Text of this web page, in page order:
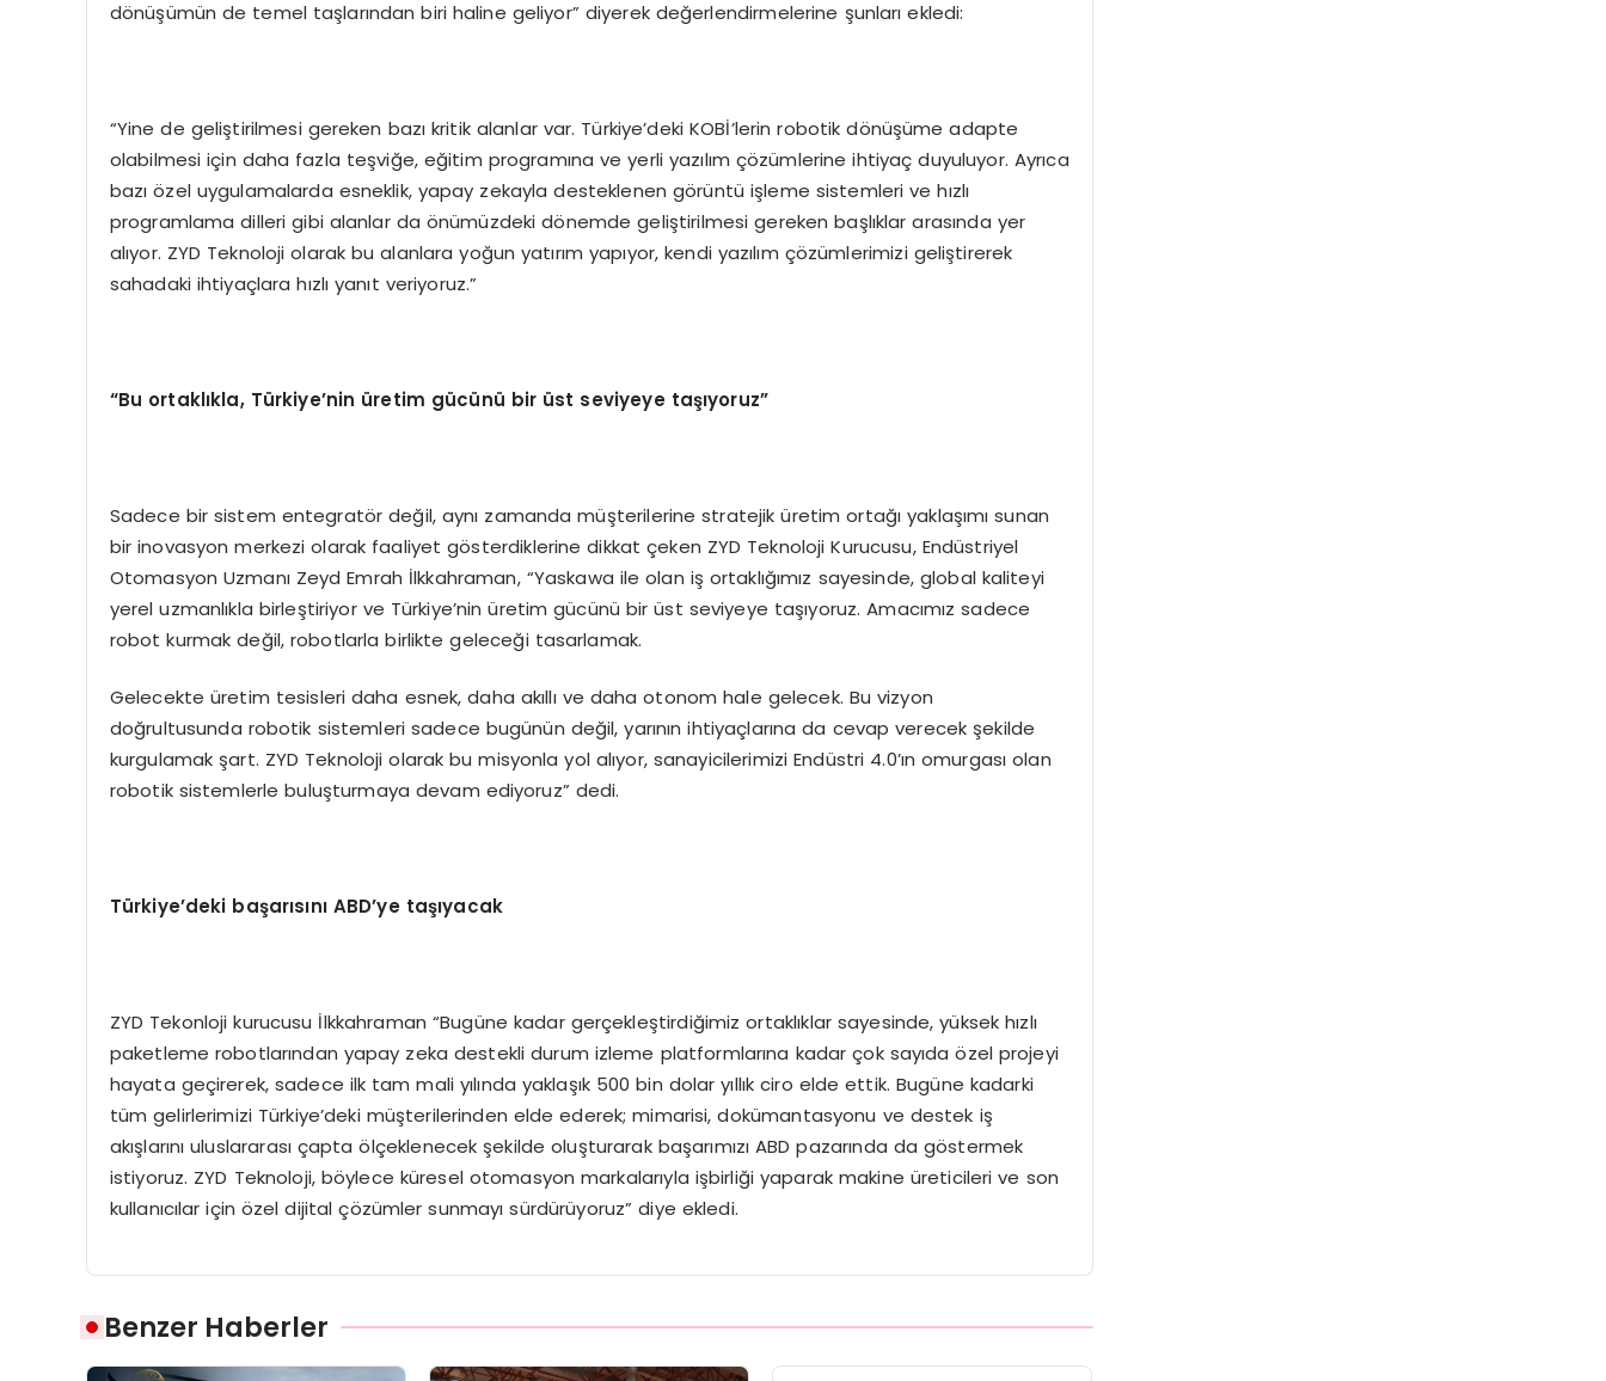
dönüşümün de temel taşlarından biri haline geliyor” diyerek değerlendirmelerine şunları ekledi:
“Yine de geliştirilmesi gereken bazı kritik alanlar var. Türkiye’deki KOBİ’lerin robotik dönüşüme adapte
olabilmesi için daha fazla teşviğe, eğitim programına ve yerli yazılım çözümlerine ihtiyaç duyuluyor. Ayrıca
bazı özel uygulamalarda esneklik, yapay zekayla desteklenen görüntü işleme sistemleri ve hızlı
programlama dilleri gibi alanlar da önümüzdeki dönemde geliştirilmesi gereken başlıklar arasında yer
alıyor. ZYD Teknoloji olarak bu alanlara yoğun yatırım yapıyor, kendi yazılım çözümlerimizi geliştirerek
sahadaki ihtiyaçlara hızlı yanıt veriyoruz.”
“Bu ortaklıkla, Türkiye’nin üretim gücünü bir üst seviyeye taşıyoruz”
Sadece bir sistem entegratör değil, aynı zamanda müşterilerine stratejik üretim ortağı yaklaşımı sunan
bir inovasyon merkezi olarak faaliyet gösterdiklerine dikkat çeken ZYD Teknoloji Kurucusu, Endüstriyel
Otomasyon Uzmanı Zeyd Emrah İlkkahraman, “Yaskawa ile olan iş ortaklığımız sayesinde, global kaliteyi
yerel uzmanlıkla birleştiriyor ve Türkiye’nin üretim gücünü bir üst seviyeye taşıyoruz. Amacımız sadece
robot kurmak değil, robotlarla birlikte geleceği tasarlamak.
Gelecekte üretim tesisleri daha esnek, daha akıllı ve daha otonom hale gelecek. Bu vizyon
doğrultusunda robotik sistemleri sadece bugünün değil, yarının ihtiyaçlarına da cevap verecek şekilde
kurgulamak şart. ZYD Teknoloji olarak bu misyonla yol alıyor, sanayicilerimizi Endüstri 4.0’ın omurgası olan
robotik sistemlerle buluşturmaya devam ediyoruz” dedi.
Türkiye’deki başarısını ABD’ye taşıyacak
ZYD Tekonloji kurucusu İlkkahraman “Bugüne kadar gerçekleştirdiğimiz ortaklıklar sayesinde, yüksek hızlı
paketleme robotlarından yapay zeka destekli durum izleme platformlarına kadar çok sayıda özel projeyi
hayata geçirerek, sadece ilk tam mali yılında yaklaşık 500 bin dolar yıllık ciro elde ettik. Bugüne kadarki
tüm gelirlerimizi Türkiye’deki müşterilerinden elde ederek; mimarisi, dokümantasyonu ve destek iş
akışlarını uluslararası çapta ölçeklenecek şekilde oluşturarak başarımızı ABD pazarında da göstermek
istiyoruz. ZYD Teknoloji, böylece küresel otomasyon markalarıyla işbirliği yaparak makine üreticileri ve son
kullanıcılar için özel dijital çözümler sunmayı sürdürüyoruz” diye ekledi.
Benzer Haberler